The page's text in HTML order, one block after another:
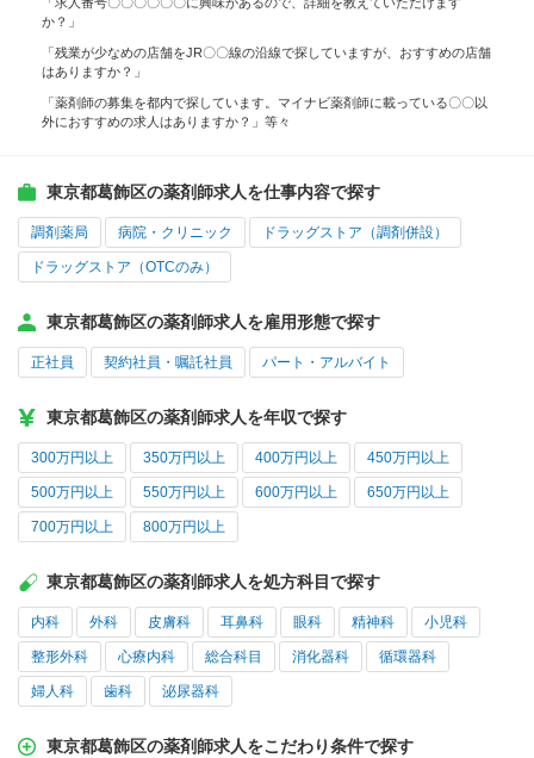
か？」
「残業が少なめの店舗をJR〇〇線の沿線で探していますが、おすすめの店舗
はありますか？」
「薬剤師の募集を都内で探しています。マイナビ薬剤師に載っている〇〇以
外におすすめの求人はありますか？」等々
東京都葛飾区の薬剤師求人を仕事内容で探す
調剤薬局 病院・クリニック ドラッグストア（調剤併設）
ドラッグストア（OTCのみ）
東京都葛飾区の薬剤師求人を雇用形態で探す
正社員 契約社員・嘱託社員 パート・アルバイト
東京都葛飾区の薬剤師求人を年収で探す
300万円以上 350万円以上 400万円以上 450万円以上
500万円以上 550万円以上 600万円以上 650万円以上
700万円以上 800万円以上
東京都葛飾区の薬剤師求人を処方科目で探す
内科 外科 皮膚科 耳鼻科 眼科 精神科 小児科
整形外科 心療内科 総合科目 消化器科 循環器科
婦人科 歯科 泌尿器科
東京都葛飾区の薬剤師求人をこだわり条件で探す